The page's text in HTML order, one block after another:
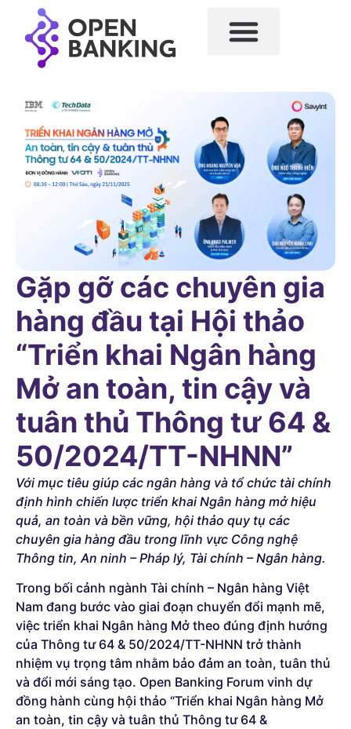
Gặp gỡ các chuyên gia
hàng đầu tại Hội thảo
“Triển khai Ngân hàng
Mở an toàn, tin cậy và
tuân thủ Thông tư 64 &
50/2024/TT-NHNN”
Với mục tiêu giúp các ngân hàng và tổ chức tài chính
định hình chiến lược triển khai Ngân hàng mở hiệu
quả, an toàn và bền vững, hội thảo quy tụ các
chuyên gia hàng đầu trong lĩnh vực Công nghệ
Thông tin, An ninh – Pháp lý, Tài chính – Ngân hàng.
Trong bối cảnh ngành Tài chính – Ngân hàng Việt
Nam đang bước vào giai đoạn chuyển đổi mạnh mẽ,
việc triển khai Ngân hàng Mở theo đúng định hướng
của Thông tư 64 & 50/2024/TT-NHNN trở thành
nhiệm vụ trọng tâm nhằm bảo đảm an toàn, tuân thủ
và đổi mới sáng tạo. Open Banking Forum vinh dự
đồng hành cùng hội thảo “Triển khai Ngân hàng Mở
an toàn, tin cậy và tuân thủ Thông tư 64 &